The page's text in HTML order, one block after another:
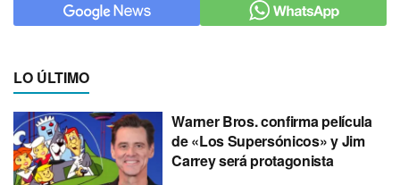
LO ÚLTIMO
Warner Bros. confirma película
de «Los Supersónicos» y Jim
Carrey será protagonista